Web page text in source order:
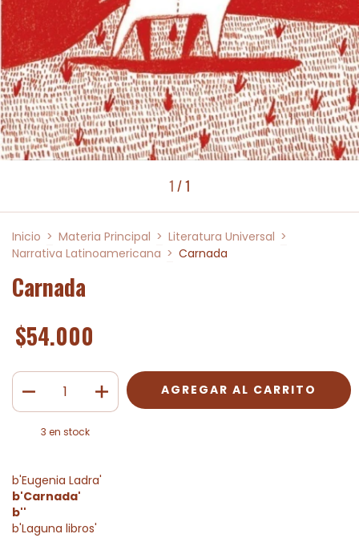
1 /1
Inicio > Materia Principal > Literatura Universal >
Narrativa Latinoamericana > Carnada
Carnada
$54.000
3 en stock
b'Eugenia Ladra'
b'Carnada'
b''
b'Laguna libros'